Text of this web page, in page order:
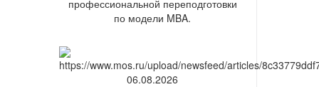
профессиональной переподготовки
по модели MBA.
06.08.2026